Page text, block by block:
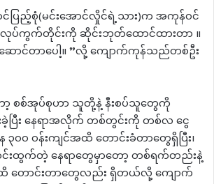
ြည့်စုံ(မင်းအောင်လှိုင်ရဲ့သား)က အကုန်ဝင်
ကွက်တိုင်းကို ဆိုင်းဘုတ်ထောင်ထားတာ ။
ောင်တာပေါ့။ ”လို့ ကျောက်ကုန်သည်တစ်ဦး
စစ်အုပ်စုဟာ သူတို့နဲ့ နီးစပ်သူတွေကို
ပြီး နေရာအလိုက် တစ်တွင်းကို တစ်လ ငွေ
၀၀ ဝန်းကျင်အထိ တောင်းခံတာတွေရှိပြီး၊
းထွက်တဲ့ နေရာတွေမှာတော့ တစ်ရက်တည်းနဲ့
ထိ တောင်းတာတွေလည်း ရှိတယ်လို့ ကျောက်